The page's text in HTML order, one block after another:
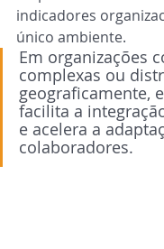
indicadores
único ambiente.
Em organizações
complexas ou
geograficamente,
facilita a
e acelera a
colaboradores.